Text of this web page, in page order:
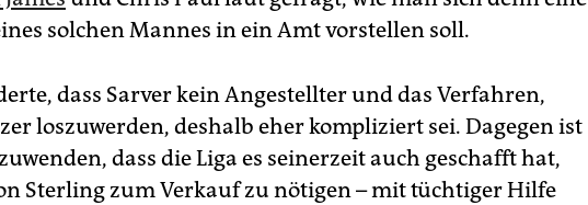
solchen Mannes in ein Amt vorstellen soll.
dass Sarver kein Angestellter und das Verfahren,
loszuwerden, deshalb eher kompliziert sei. Dagegen ist
dass die Liga es seinerzeit auch geschafft hat,
Sterling zum Verkauf zu nötigen – mit tüchtiger Hilfe